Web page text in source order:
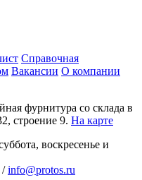
Справочная
Вакансии О компании
фурнитура со склада в
строение 9. На карте
воскресенье и
/info@protos.ru